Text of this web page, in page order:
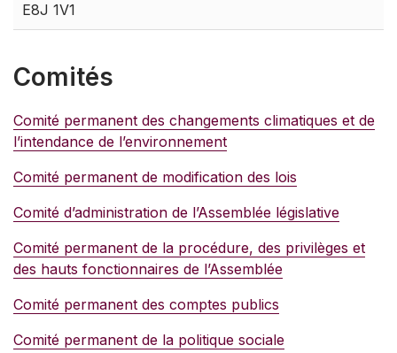
E8J 1V1
Comités
Comité permanent des changements climatiques et de
l’intendance de l’environnement
Comité permanent de modification des lois
Comité d’administration de l’Assemblée législative
Comité permanent de la procédure, des privilèges et
des hauts fonctionnaires de l’Assemblée
Comité permanent des comptes publics
Comité permanent de la politique sociale